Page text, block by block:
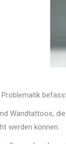
Wandtattoos,
werden können.